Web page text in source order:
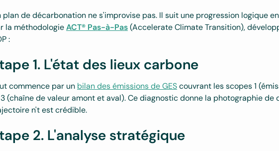
plan de décarbonation ne s'improvise pas. Il suit une progression logique
la méthodologieACT® Pas-à-Pas(Accelerate Climate Transition),
:
1. L'état des lieux carbone
commence par un bilan des émissions de GEScouvrant les scopes 1
(chaîne de valeur amont et aval). Ce diagnostic donne la photographie de
n't est crédible.
2. L'analyse stratégique